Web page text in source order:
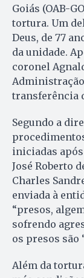
Goiás (OAB-
tortura. Um
Deus, de 77
da unidade.
coronel
transferência
Segundo a
iniciadas
José Roberto
Charles
enviada à
“presos,
sofrendo
os presos são
Além da